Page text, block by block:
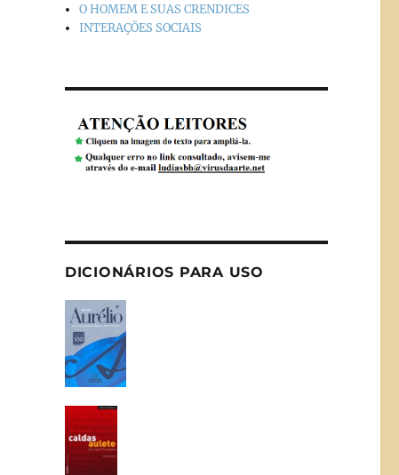
O HOMEM E SUAS CRENDICES
INTERAÇÕES SOCIAIS
DICIONÁRIOS PARA USO